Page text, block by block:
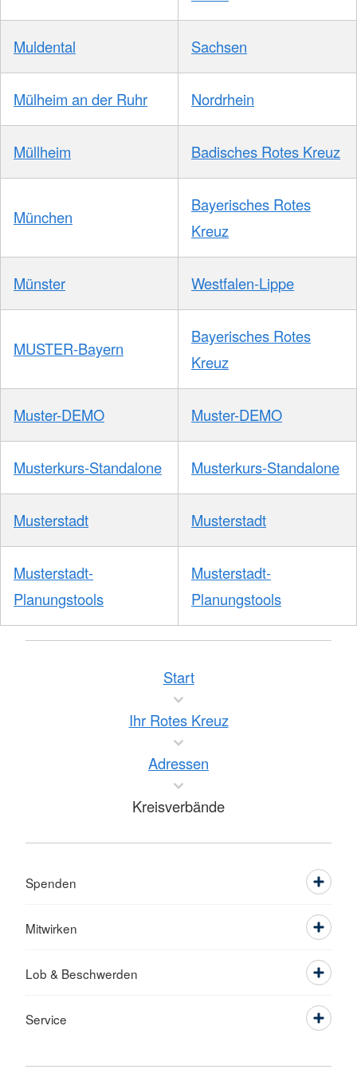
Muldental Sachsen
Mülheim an der Ruhr Nordrhein
Müllheim Badisches Rotes Kreuz
München
Bayerisches Rotes
Kreuz
Münster Westfalen-Lippe
MUSTER-Bayern
Bayerisches Rotes
Kreuz
Muster-DEMO Muster-DEMO
Musterkurs-Standalone Musterkurs-Standalone
Musterstadt Musterstadt
Musterstadt-
Planungstools
Musterstadt-
Planungstools
Start
Ihr Rotes Kreuz
Adressen
Kreisverbände
Spenden
Mitwirken
Lob & Beschwerden
Service